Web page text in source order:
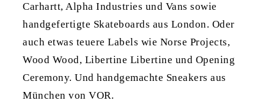
Carhartt, Alpha Industries und Vans sowie
handgefertigte Skateboards aus London. Oder
auch etwas teuere Labels wie Norse Projects,
Wood Wood, Libertine Libertine und Opening
Ceremony. Und handgemachte Sneakers aus
München von VOR.